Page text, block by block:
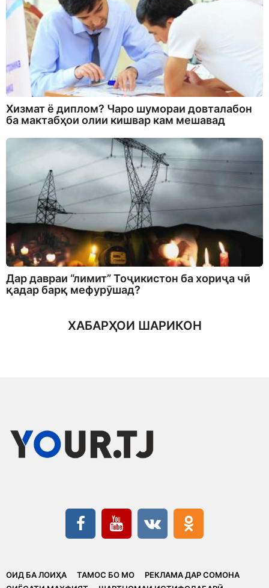
Хизмат ё диплом? Чаро шумораи довталабон
ба мактабҳои олии кишвар кам мешавад
Дар давраи “лимит” Тоҷикистон ба хориҷа чӣ
қадар барқ мефурӯшад?
ХАБАРҲОИ ШАРИКОН
ОИД БА ЛОИҲА ТАМОС БО МО
РЕКЛАМА ДАР СОМОНА